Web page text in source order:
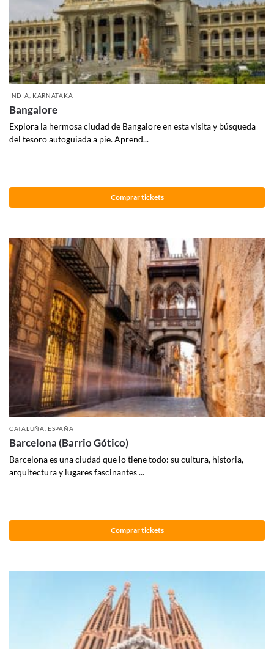
INDIA KARNATAKA
Bangalore
Explora la hermosa ciudad de Bangalore en esta visita y búsqueda
del tesoro autoguiada a pie. Aprend...
Comprar tickets
CATALUÑA ,ESPAÑA
Barcelona (Barrio Gótico)
Barcelona es una ciudad que lo tiene todo: su cultura, historia,
arquitectura y lugares fascinantes ...
Comprar tickets